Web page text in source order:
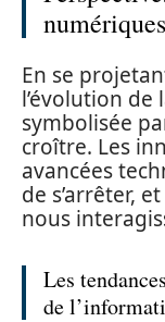
numériques
En se
l’évolution de
symbolisée
croître. Les
avancées
de s’arrêter,
nous
Les
de